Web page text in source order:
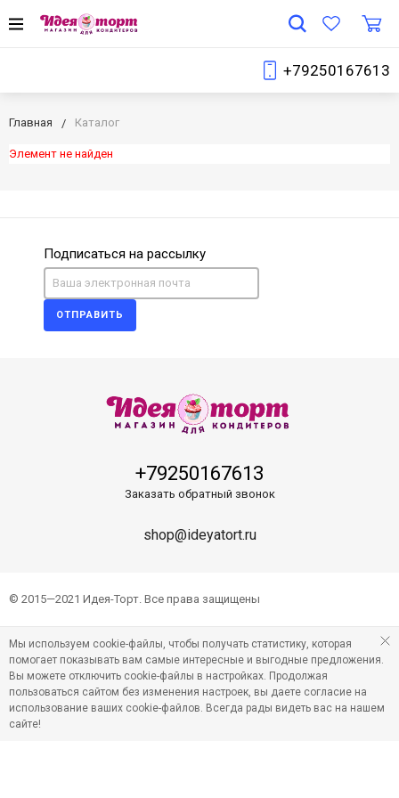
+79250167613
Главная Каталог
Элемент не найден
Подписаться на рассылку
ОТПРАВИТЬ
+79250167613
Заказать обратный звонок
shop@ideyatort.ru
© 2015—2021 Идея-Торт. Все права защищены
Мы используем cookie-файлы, чтобы получать статистику, которая
помогает показывать вам самые интересные и выгодные предложения.
Вы можете отключить cookie-файлы в настройках. Продолжая
пользоваться сайтом без изменения настроек, вы даете согласие на
использование ваших cookie-файлов. Всегда рады видеть вас на нашем
сайте!